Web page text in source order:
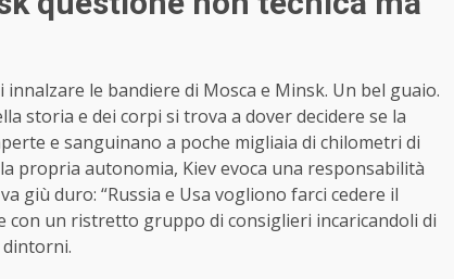
le bandiere di Mosca e Minsk. Un bel guaio.
storia e dei corpi si trova a dover decidere se la
e sanguinano a poche migliaia di chilometri di
propria autonomia, Kiev evoca una responsabilità
giù duro: “Russia e Usa vogliono farci cedere il
con un ristretto gruppo di consiglieri incaricandoli di